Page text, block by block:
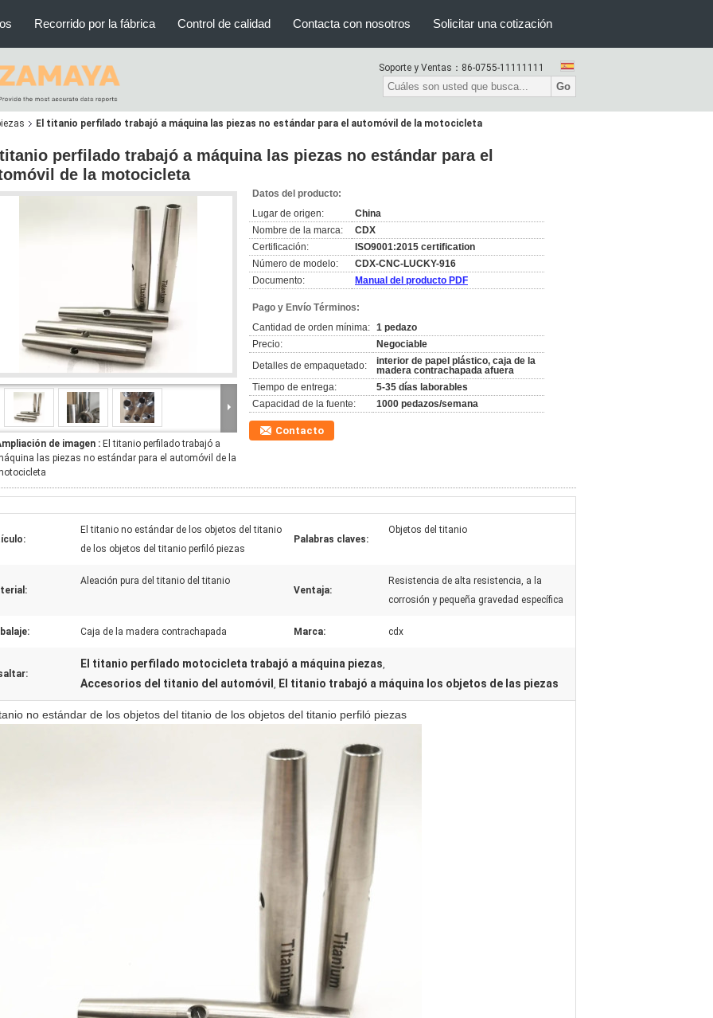
Recorrido por la fábrica Control de calidad Contacta con nosotros Solicitar una cotización
Soporte y Ventas： 86-0755-11111111
Go
El titanio perfilado trabajó a máquina las piezas no estándar para el automóvil de la motocicleta
perfilado trabajó a máquina las piezas no estándar para el
de la motocicleta
de imagen : El titanio perfilado trabajó a
las piezas no estándar para el automóvil de la
Datos del producto:
Lugar de origen:
China
Nombre de la marca:
CDX
Certificación:
ISO9001:2015 certification
Número de modelo:
CDX-CNC-LUCKY-916
Documento:
Manual del producto PDF
Pago y Envío Términos:
Cantidad de orden mínima: 1 pedazo
Precio:
Negociable
Detalles de empaquetado:
interior de papel plástico, caja de la
madera contrachapada afuera
Tiempo de entrega:
5-35 días laborables
Capacidad de la fuente:
1000 pedazos/semana
Contacto
El titanio no estándar de los objetos del titanio
de los objetos del titanio perfiló piezas
Palabras claves:
Objetos del titanio
Aleación pura del titanio del titanio
Ventaja:
Resistencia de alta resistencia, a la
corrosión y pequeña gravedad específica
Caja de la madera contrachapada Marca: cdx
El titanio perfilado motocicleta trabajó a máquina piezas,
Accesorios del titanio del automóvil , El titanio trabajó a máquina los objetos de las piezas
no estándar de los objetos del titanio de los objetos del titanio perfiló piezas